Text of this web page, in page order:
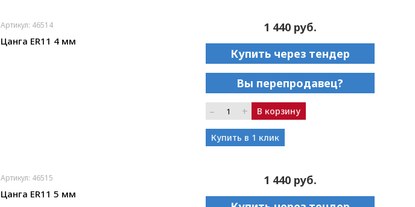
Артикул: 46514
Цанга ER11 4 мм
1 440 руб.
Купить через тендер
Вы перепродавец?
– + В корзину
Купить в 1 клик
Артикул: 46515
Цанга ER11 5 мм
1 440 руб.